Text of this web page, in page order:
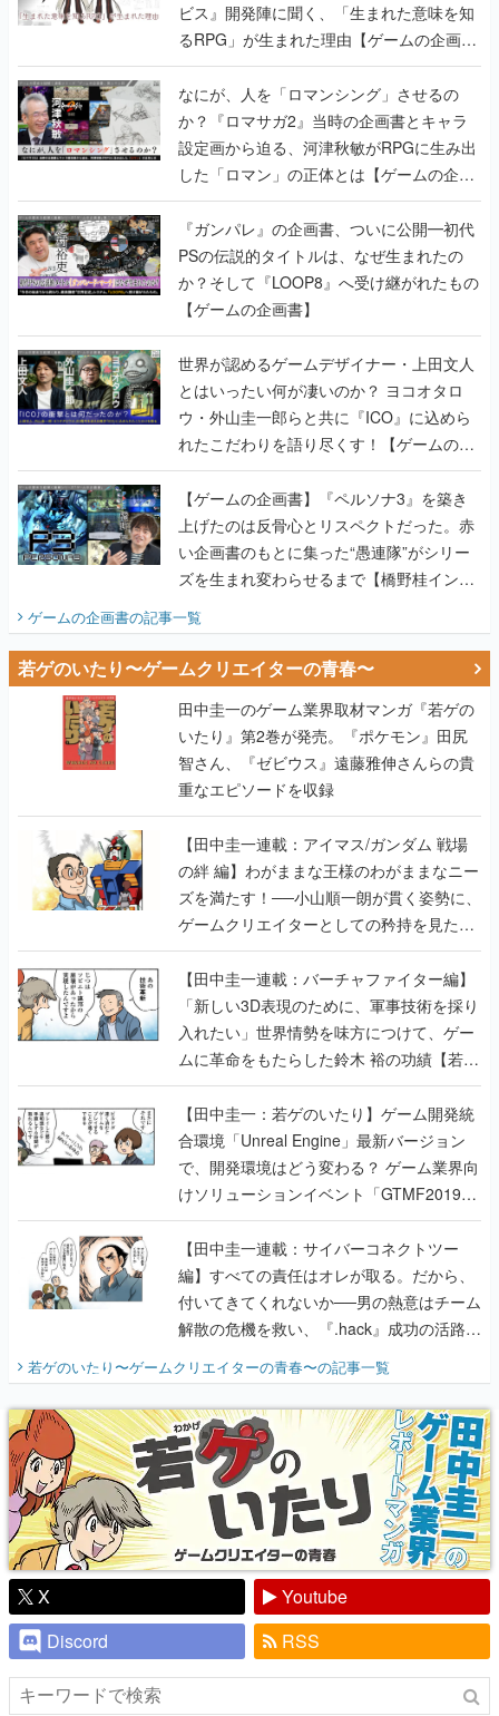
なにが、人を「ロマンシング」させるの
か？『ロマサガ2』当時の企画書とキャラ
設定画から迫る、河津秋敏がRPGに生み出
した「ロマン」の正体とは【ゲームの企画
書】
『ガンパレ』の企画書、ついに公開━初代
PSの伝説的タイトルは、なぜ生まれたの
か？そして『LOOP8』へ受け継がれたもの
【ゲームの企画書】
世界が認めるゲームデザイナー・上田文人
とはいったい何が凄いのか？ ヨコオタロ
ウ・外山圭一郎らと共に『ICO』に込めら
れたこだわりを語り尽くす！【ゲームの企
画書】
【ゲームの企画書】『ペルソナ3』を築き
上げたのは反骨心とリスペクトだった。赤
い企画書のもとに集った“愚連隊”がシリー
ズを生まれ変わらせるまで【橋野桂インタ
ビュー】
ゲームの企画書の記事一覧
若ゲのいたり〜ゲームクリエイターの青春〜
田中圭一のゲーム業界取材マンガ『若ゲの
いたり』第2巻が発売。『ポケモン』田尻
智さん、『ゼビウス』遠藤雅伸さんらの貴
重なエピソードを収録
【田中圭一連載：アイマス/ガンダム 戦場
の絆 編】わがままな王様のわがままなニー
ズを満たす！──小山順一朗が貫く姿勢に、
ゲームクリエイターとしての矜持を見た
【若ゲのいたり最終回】
【田中圭一連載：バーチャファイター編】
「新しい3D表現のために、軍事技術を採り
入れたい」世界情勢を味方につけて、ゲー
ムに革命をもたらした鈴木 裕の功績【若ゲ
のいたり】
【田中圭一：若ゲのいたり】ゲーム開発統
合環境「Unreal Engine」最新バージョン
で、開発環境はどう変わる？ ゲーム業界向
けソリューションイベント「GTMF2019」
に行って、より理解を深めよう【PR】
【田中圭一連載：サイバーコネクトツー
編】すべての責任はオレが取る。だから、
付いてきてくれないか──男の熱意はチーム
解散の危機を救い、『.hack』成功の活路を
開く。業界の快男児・松山 洋に流れる血は
『少年ジャンプ』色だった【若ゲのいた
り】
若ゲのいたり〜ゲームクリエイターの青春〜の記事一覧
X
Youtube
Discord
RSS
ピックアップ
電ファミのいま読まれている記事ランキング